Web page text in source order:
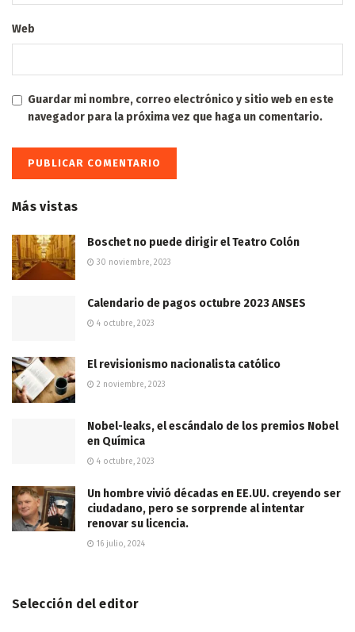
Web
Guardar mi nombre, correo electrónico y sitio web en este
navegador para la próxima vez que haga un comentario.
Más vistas
Boschet no puede dirigir el Teatro Colón
30 noviembre, 2023
Calendario de pagos octubre 2023 ANSES
4 octubre, 2023
El revisionismo nacionalista católico
2 noviembre, 2023
Nobel-leaks, el escándalo de los premios Nobel
en Química
4 octubre, 2023
Un hombre vivió décadas en EE.UU. creyendo ser
ciudadano, pero se sorprende al intentar
renovar su licencia.
16 julio, 2024
Selección del editor